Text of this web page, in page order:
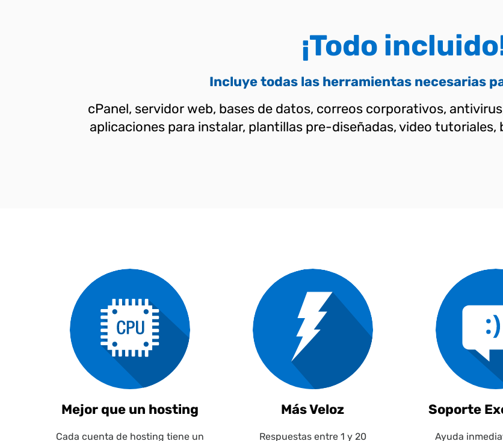
¡Todo
Incluye todas las herramientas necesarias
cPanel, servidor web, bases de datos, correos corporativos,
aplicaciones para instalar, plantillas pre-diseñadas, video
Mejor que un hosting
Cada cuenta de hosting tiene un
Más Veloz
Respuestas entre 1 y 20
Soporte
Ayuda